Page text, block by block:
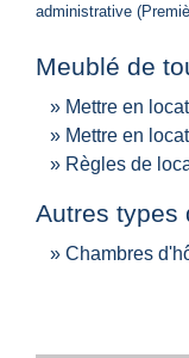
administrative
Meublé de
Mettre en
Mettre en
Règles de
Autres types
Chambres